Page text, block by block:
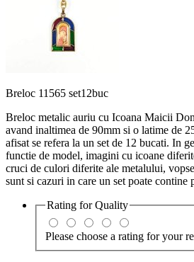
Breloc 11565 set12buc
Breloc metalic auriu cu Icoana Maicii
avand inaltimea de 90mm si o latime de
afisat se refera la un set de 12 bucati. In
functie de model, imagini cu icoane
cruci de culori diferite ale metalului,
sunt si cazuri in care un set poate contine
Rating forQuality
Please choose a rating for your